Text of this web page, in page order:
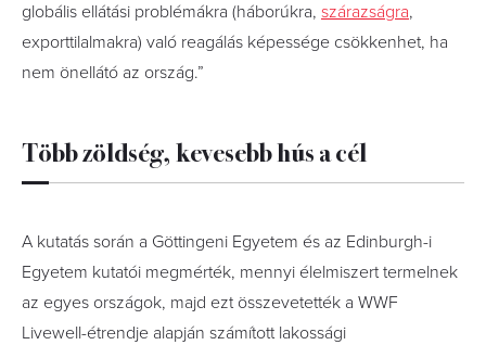
globális ellátási problémákra (háborúkra, szárazságra,
exporttilalmakra) való reagálás képessége csökkenhet, ha
nem önellátó az ország.”
Több zöldség, kevesebb hús a cél
A kutatás során a Göttingeni Egyetem és az Edinburgh-i
Egyetem kutatói megmérték, mennyi élelmiszert termelnek
az egyes országok, majd ezt összevetették a WWF
Livewell-étrendje alapján számított lakossági